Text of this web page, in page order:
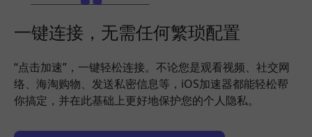
一键连接，无需任何繁琐配置
“点击加速”，一键轻松连接。不论您是观看视频、社交网
络、海淘购物、发送私密信息等，iOS加速器都能轻松帮
你搞定，并在此基础上更好地保护您的个人隐私。